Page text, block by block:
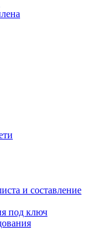
и составление
под ключ